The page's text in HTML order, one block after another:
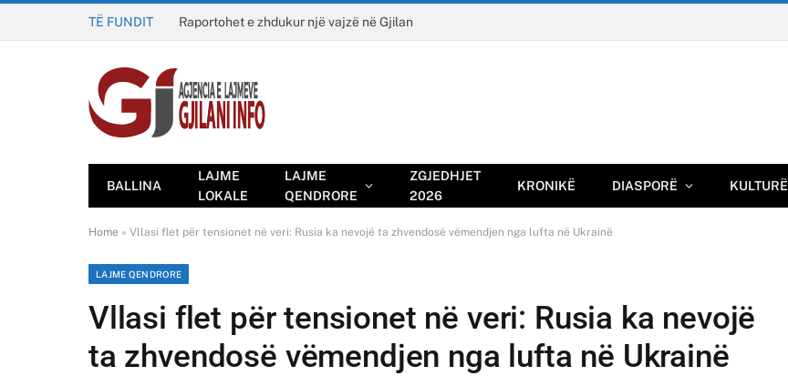
TË FUNDIT Raportohet e zhdukur një vajzë në Gjilan
BALLINA
LAJME
LOKALE
LAJME
QENDRORE
ZGJEDHJET
2026
KRONIKË DIASPORË KULTURË
Home » Vllasi flet për tensionet në veri: Rusia ka nevojë ta zhvendosë vëmendjen nga lufta në Ukrainë
LAJME QENDRORE
Vllasi flet për tensionet në veri: Rusia ka nevojë
ta zhvendosë vëmendjen nga lufta në Ukrainë